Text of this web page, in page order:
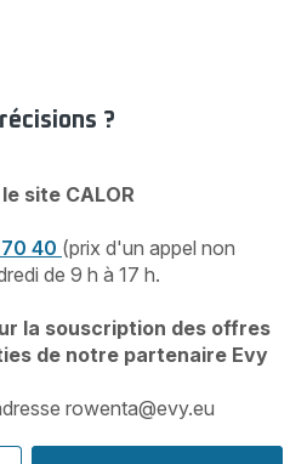
?
site CALOR
40 (prix d'un appel non
de 9 h à 17 h.
la souscription des offres
de notre partenaire Evy
rowenta@evy.eu